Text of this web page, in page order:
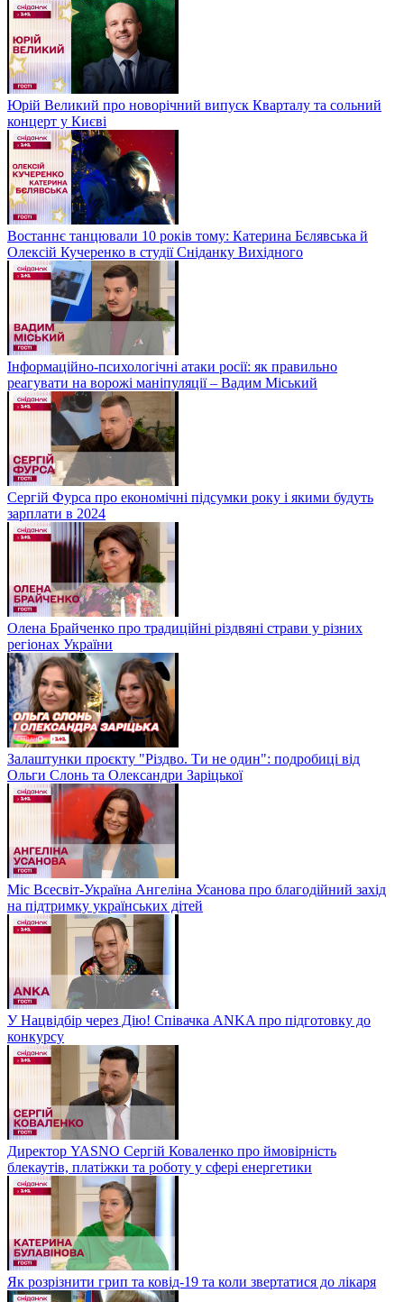
Юрій Великий про новорічний випуск Кварталу та сольний
концерт у Києві
Востаннє танцювали 10 років тому: Катерина Бєлявська й
Олексій Кучеренко в студії Сніданку Вихідного
Інформаційно-психологічні атаки росії: як правильно
реагувати на ворожі маніпуляції – Вадим Міський
Сергій Фурса про економічні підсумки року і якими будуть
зарплати в 2024
Олена Брайченко про традиційні різдвяні страви у різних
регіонах України
Залаштунки проєкту "Різдво. Ти не один": подробиці від
Ольги Слонь та Олександри Заріцької
Міс Всесвіт-Україна Ангеліна Усанова про благодійний захід
на підтримку українських дітей
У Нацвідбір через Дію! Співачка ANKA про підготовку до
конкурсу
Директор YASNO Сергій Коваленко про ймовірність
блекаутів, платіжки та роботу у сфері енергетики
Як розрізнити грип та ковід-19 та коли звертатися до лікаря